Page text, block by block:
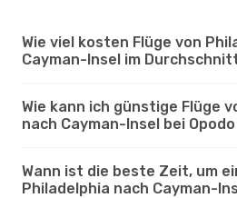
Wie viel kosten Flüge von
Cayman-Insel im
Wie kann ich günstige Flüge
nach Cayman-Insel bei
Wann ist die beste Zeit, um
Philadelphia nach Cayman-